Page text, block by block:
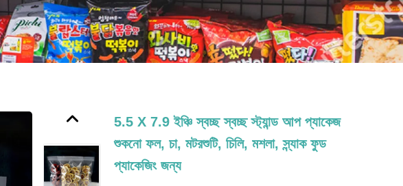
5.5 X 7.9 ইঞ্চি স্বচ্ছ স্বচ্ছ স্ট্যান্ড আপ প্যাকেজ
শুকনো ফল, চা, মটরশুটি, চিলি, মশলা, স্ন্যাক ফুড
প্যাকেজিং জন্য